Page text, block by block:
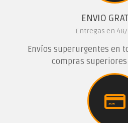
ENVIO
Entregas en
Envíos superurgentes en
compras superiores